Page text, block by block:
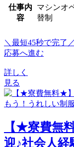
仕事内
容
マシンオ
替制
＼最短45秒で完了／
応募へ進む
詳しく
見る
【★寮費無
迎♪社会人